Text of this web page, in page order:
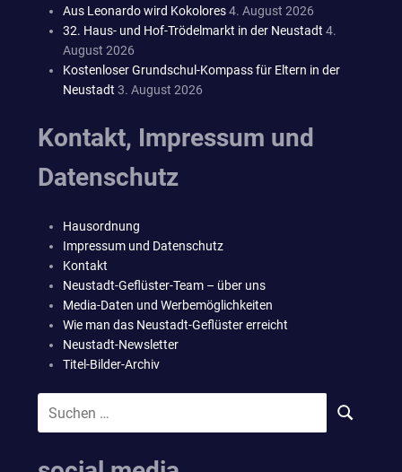
Aus Leonardo wird Kokolores4. August 2026
32. Haus- und Hof-Trödelmarkt in der Neustadt 4.
August 2026
Kostenloser Grundschul-Kompass für Eltern in der
Neustadt 3. August 2026
Kontakt, Impressum und
Datenschutz
Hausordnung
Impressum und Datenschutz
Kontakt
Neustadt-Geflüster-Team – über uns
Media-Daten und Werbemöglichkeiten
Wie man das Neustadt-Geflüster erreicht
Neustadt-Newsletter
Titel-Bilder-Archiv
nach:
SUCHEN